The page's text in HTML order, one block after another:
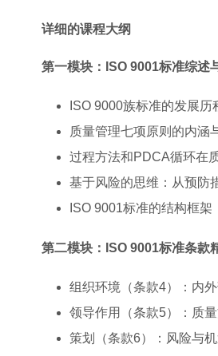
详细的课程大纲
第一模块：ISO 9001标准综述
ISO 9000族标准的发展
质量管理七项原则的内涵
过程方法和PDCA循环在
基于风险的思维：从预防
ISO 9001标准的结构框架
第二模块：ISO 9001标准条款
组织环境（条款4）：内
领导作用（条款5）：质
策划（条款6）：风险与